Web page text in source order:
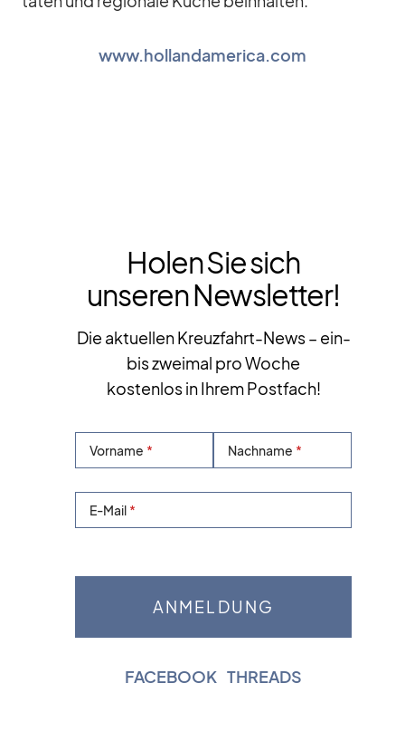
www.hollandamerica.com
Holen Sie sich
unseren Newsletter!
Die aktuellen Kreuzfahrt-News – ein-
bis zweimal pro Woche
kostenlos in Ihrem Postfach!
Vorname Nachname
E-Mail
FACEBOOK THREADS